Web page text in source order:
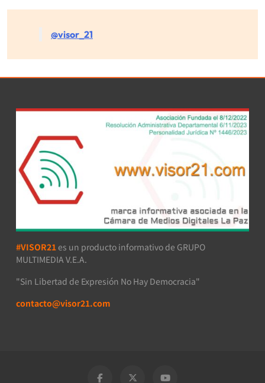
@visor_21
#VISOR21 es un producto informativo de GRUPO
MULTIMEDIA V.E.A.
"Sin Libertad de Expresión No Hay Democracia"
contacto@visor21.com